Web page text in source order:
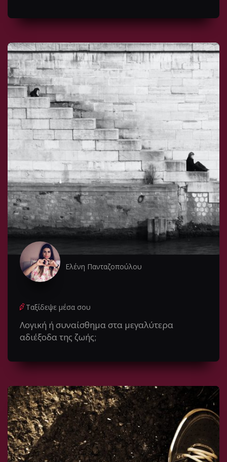
Ελένη Πανταζοπούλου
Ταξίδεψε μέσα σου
Λογική ή συναίσθημα στα μεγαλύτερα
αδιέξοδα της ζωής;